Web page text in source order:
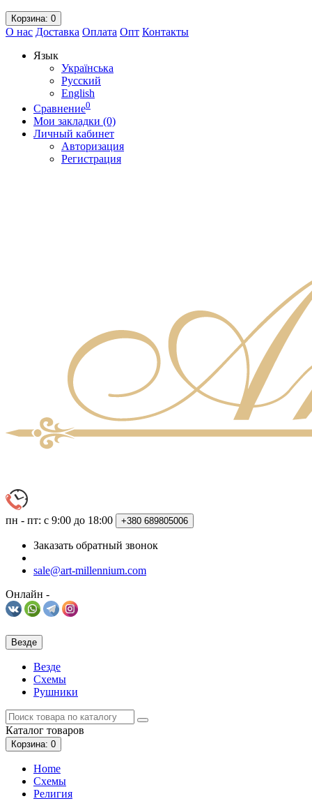
Корзина: 0
О нас Доставка Оплата Опт Контакты
Язык
Українська
Русский
English
Сравнение0
Мои закладки (0)
Личный кабинет
Авторизация
Регистрация
пн - пт: с 9:00 до 18:00 +380 689805006
Заказать обратный звонок
sale@art-millennium.com
Онлайн -
Везде
Везде
Схемы
Рушники
Каталог товаров
Корзина: 0
Home
Схемы
Религия